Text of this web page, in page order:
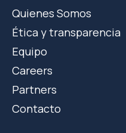
Quienes Somos
Ética y transparencia
Equipo
Careers
Partners
Contacto